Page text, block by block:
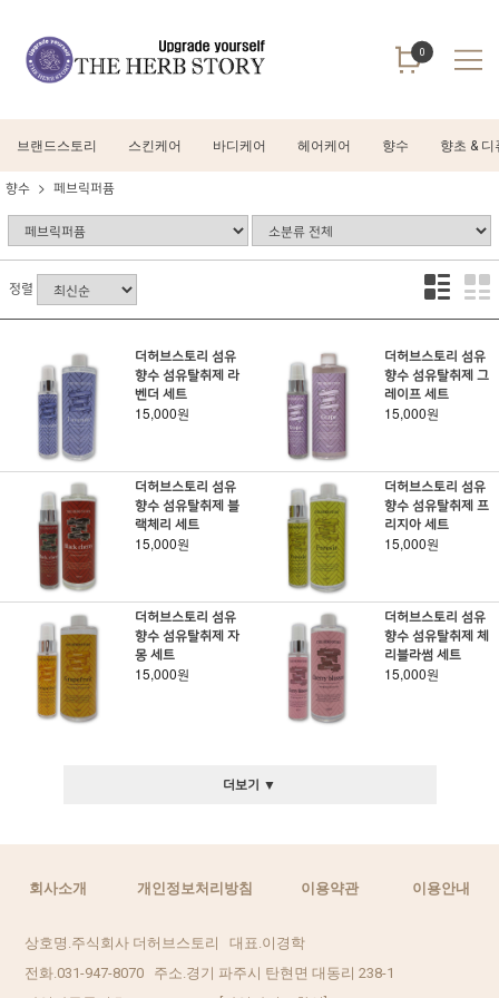
0
브랜드스토리 스킨케어 바디케어 헤어케어 향수 향초 & 디
향수 페브릭퍼퓸
정렬
더허브스토리 섬유
향수 섬유탈취제 라
벤더 세트
15,000원
더허브스토리 섬유
향수 섬유탈취제 그
레이프 세트
15,000원
더허브스토리 섬유
향수 섬유탈취제 블
랙체리 세트
15,000원
더허브스토리 섬유
향수 섬유탈취제 프
리지아 세트
15,000원
더허브스토리 섬유
향수 섬유탈취제 자
몽 세트
15,000원
더허브스토리 섬유
향수 섬유탈취제 체
리블라썸 세트
15,000원
더보기 ▼
회사소개 개인정보처리방침 이용약관 이용안내
상호명.주식회사 더허브스토리 대표.이경학
전화.031-947-8070 주소.경기 파주시 탄현면 대동리 238-1